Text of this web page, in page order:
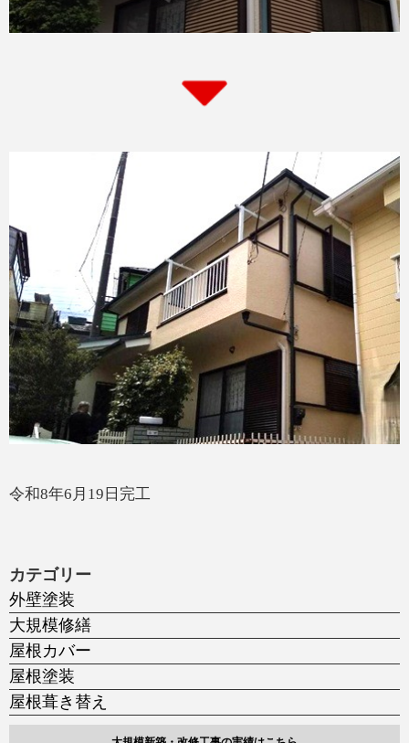
令和8年6月19日完工
カテゴリー
外壁塗装
大規模修繕
屋根カバー
屋根塗装
屋根葺き替え